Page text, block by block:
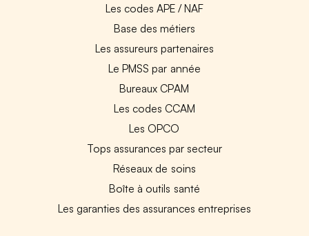
Les codes APE / NAF
Base des métiers
Les assureurs partenaires
Le PMSS par année
Bureaux CPAM
Les codes CCAM
Les OPCO
Tops assurances par secteur
Réseaux de soins
Boîte à outils santé
Les garanties des assurances entreprises